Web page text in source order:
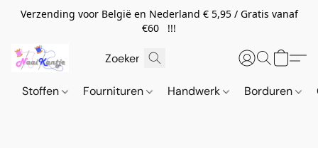
Verzending voor België en Nederland € 5,95 / Gratis vanaf
€60 !!!
Stoffen Fournituren Handwerk Borduren